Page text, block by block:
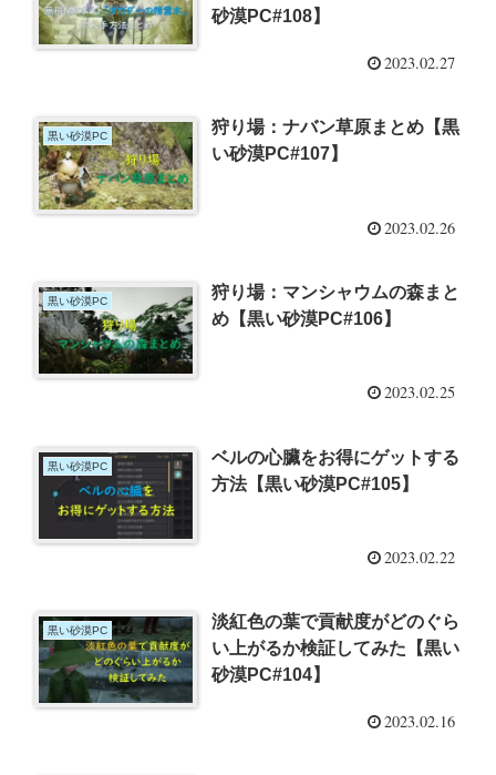
砂漠PC#108】
2023.02.27
黒い砂漠PC
狩り場：ナバン草原まとめ【黒
い砂漠PC#107】
2023.02.26
黒い砂漠PC
狩り場：マンシャウムの森まと
め【黒い砂漠PC#106】
2023.02.25
黒い砂漠PC
ベルの心臟をお得にゲットする
方法【黒い砂漠PC#105】
2023.02.22
黒い砂漠PC
淡紅色の葉で貢献度がどのぐら
い上がるか検証してみた【黒い
砂漠PC#104】
2023.02.16